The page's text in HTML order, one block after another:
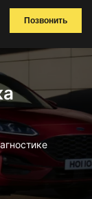
Позвонить